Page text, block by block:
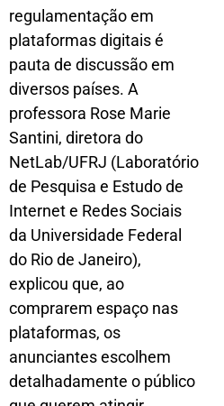
regulamentação em
plataformas digitais é
pauta de discussão em
diversos países. A
professora Rose Marie
Santini, diretora do
NetLab/UFRJ (Laboratório
de Pesquisa e Estudo de
Internet e Redes Sociais
da Universidade Federal
do Rio de Janeiro),
explicou que, ao
comprarem espaço nas
plataformas, os
anunciantes escolhem
detalhadamente o público